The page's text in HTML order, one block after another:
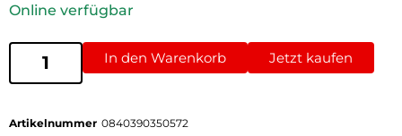
Online verfügbar
In den Warenkorb Jetzt kaufen
Artikelnummer 0840390350572